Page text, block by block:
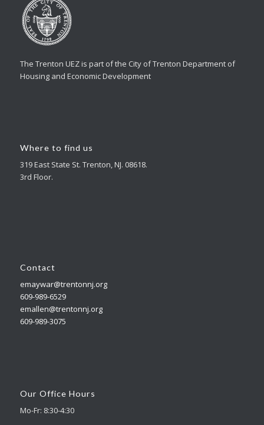
The Trenton UEZ is part of the City of Trenton Department of
Housing and Economic Development
Where to find us
319 East State St. Trenton, NJ. 08618.
3rd Floor.
Contact
emaywar@trentonnj.org
609-989-6529
emallen@trentonnj.org
609-989-3075
Our Office Hours
Mo-Fr: 8:30-4:30